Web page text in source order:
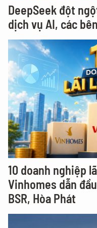
DeepSeek đột
dịch vụ AI, các
10 doanh nghiệp
Vinhomes dẫn
BSR, Hòa Phát